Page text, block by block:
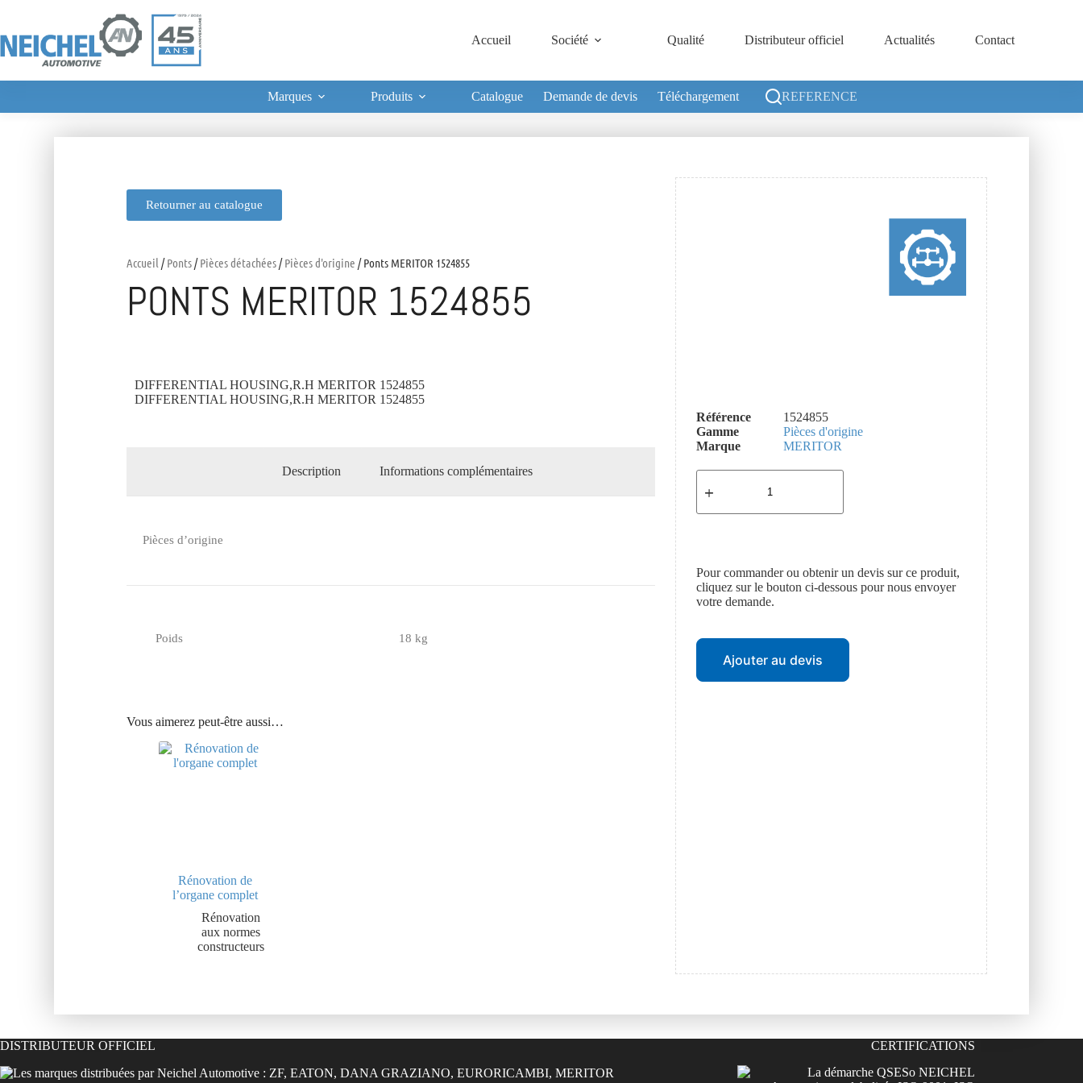
Accueil Société Qualité Distributeur officiel Actualités Contact
Marques Produits Catalogue Demande de devis Téléchargement REFERENCE
Retourner au catalogue
Accueil /Ponts/Pièces détachées/Pièces d'origine / Ponts MERITOR 1524855
PONTS MERITOR 1524855
DIFFERENTIAL HOUSING,R.H MERITOR 1524855
DIFFERENTIAL HOUSING,R.H MERITOR 1524855
Description Informations complémentaires
Pièces d’origine
Poids 18 kg
Vous aimerez peut-être aussi…
Rénovation de
l’organe complet
Rénovation
aux normes
constructeurs
Référence
1524855
Gamme
Pièces d'origine
Marque
MERITOR
Pour commander ou obtenir un devis sur ce produit,
cliquez sur le bouton ci-dessous pour nous envoyer
votre demande.
Ajouter au devis
DISTRIBUTEUR OFFICIEL CERTIFICATIONS